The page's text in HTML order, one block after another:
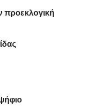
προεκλογική